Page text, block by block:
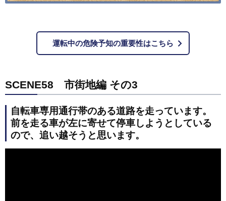
運転中の危険予知の重要性はこちら
SCENE58 市街地編 その3
自転車専用通行帯のある道路を走っています。
前を走る車が左に寄せて停車しようとしている
ので、追い越そうと思います。